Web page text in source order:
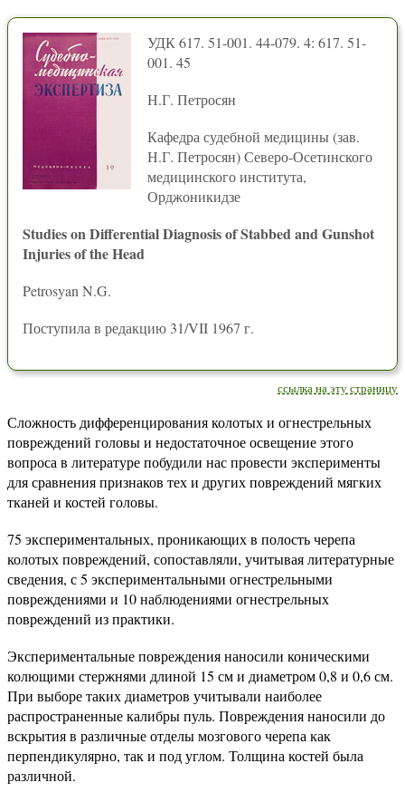
УДК 617. 51-001. 44-079. 4: 617. 51-
001. 45
Н.Г. Петросян
Кафедра судебной медицины (зав.
Н.Г. Петросян) Северо-Осетинского
медицинского института,
Орджоникидзе
Studies on Differential Diagnosis of Stabbed and Gunshot
Injuries of the Head
Petrosyan N.G.
Поступила в редакцию 31/VII 1967 г.
ссылка на эту страницу
Сложность дифференцирования колотых и огнестрельных
повреждений головы и недостаточное освещение этого
вопроса в литературе побудили нас провести эксперименты
для сравнения признаков тех и других повреждений мягких
тканей и костей головы.
75 экспериментальных, проникающих в полость черепа
колотых повреждений, сопоставляли, учитывая литературные
сведения, с 5 экспериментальными огнестрельными
повреждениями и 10 наблюдениями огнестрельных
повреждений из практики.
Экспериментальные повреждения наносили коническими
колющими стержнями длиной 15 см и диаметром 0,8 и 0,6 см.
При выборе таких диаметров учитывали наиболее
распространенные калибры пуль. Повреждения наносили до
вскрытия в различные отделы мозгового черепа как
перпендикулярно, так и под углом. Толщина костей была
различной.